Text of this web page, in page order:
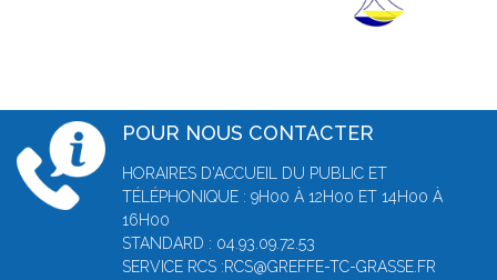
POUR NOUS CONTACTER
HORAIRES D'ACCUEIL DU PUBLIC ET
TÉLÉPHONIQUE : 9H00 À 12H00 ET 14H00 À
16H00
STANDARD : 04.93.09.72.53
SERVICE RCS :RCS@GREFFE-TC-GRASSE.FR